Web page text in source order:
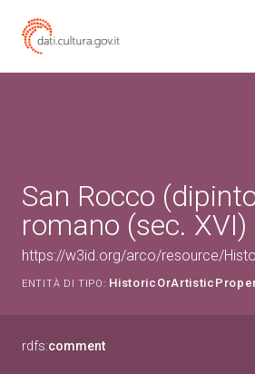
San Rocco
romano (sec. XVI)
https://w3id.org/arco/resource/
ENTITÀ DI TIPO:
rdfs:comment